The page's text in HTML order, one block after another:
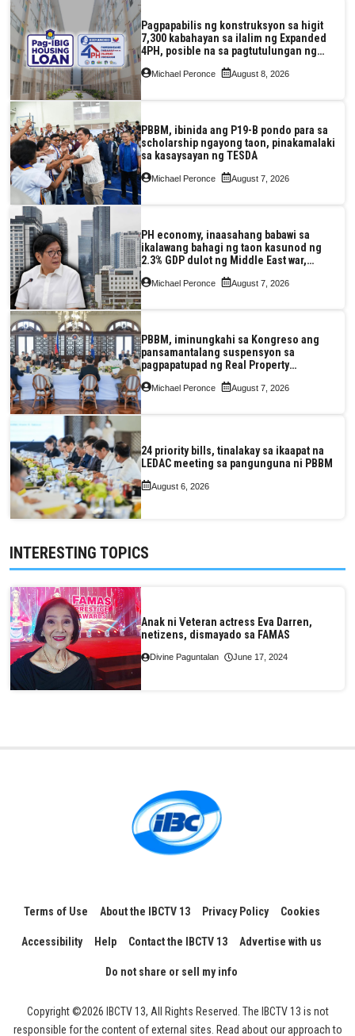
Pagpapabilis ng konstruksyon sa higit
7,300 kabahayan sa ilalim ng Expanded
4PH, posible na sa pagtutulungan ng
Pag-IBIG at P.A. Alvarez
Michael Peronce August 8, 2026
PBBM, ibinida ang P19-B pondo para sa
scholarship ngayong taon, pinakamalaki
sa kasaysayan ng TESDA
Michael Peronce August 7, 2026
PH economy, inaasahang babawi sa
ikalawang bahagi ng taon kasunod ng
2.3% GDP dulot ng Middle East war,
pagkaantala ng public construction
Michael Peronce August 7, 2026
PBBM, iminungkahi sa Kongreso ang
pansamantalang suspensyon sa
pagpapatupad ng Real Property
Valuation and Assessment Reform Act
Michael Peronce August 7, 2026
24 priority bills, tinalakay sa ikaapat na
LEDAC meeting sa pangunguna ni PBBM
August 6, 2026
INTERESTING TOPICS
Anak ni Veteran actress Eva Darren,
netizens, dismayado sa FAMAS
Divine Paguntalan June 17, 2024
Terms of Use About the IBCTV 13 Privacy Policy Cookies
Accessibility Help Contact the IBCTV 13 Advertise with us
Do not share or sell my info
Copyright ©2026 IBCTV 13, All Rights Reserved. The IBCTV 13 is not
responsible for the content of external sites. Read about our approach to